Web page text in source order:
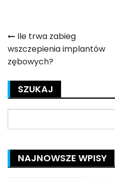
Nawigacja
wpisu
Ile trwa zabieg
wszczepienia implantów
zębowych?
SZUKAJ
for:
NAJNOWSZE WPISY